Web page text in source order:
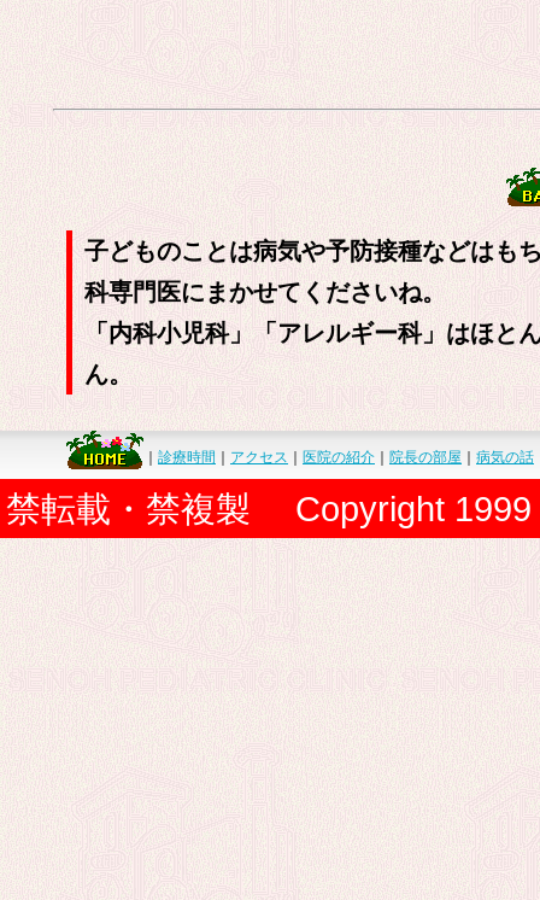
子どものことは病気や予防接種などはも
科専門医にまかせてくださいね。
「内科小児科」「アレルギー科」はほと
ん。
診療時間 アクセス 医院の紹介 院長の部屋 病気の話
禁転載・禁複製 Copyright 1999